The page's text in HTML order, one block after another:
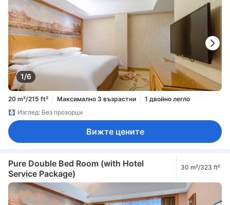
1/6
20 m²/215 ft² Максимално 3 възрастни
1 двойно легло
Изглед: Без прозорци
Вижте цените
Pure Double Bed Room (with Hotel
Service Package)
30 m²/323 ft²